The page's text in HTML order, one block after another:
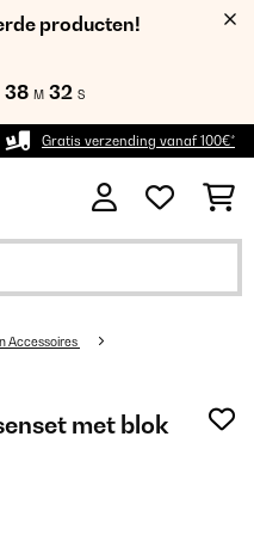
producten!
38 M 32 S
Gratis verzending vanaf 100€*
Accessoires
met blok